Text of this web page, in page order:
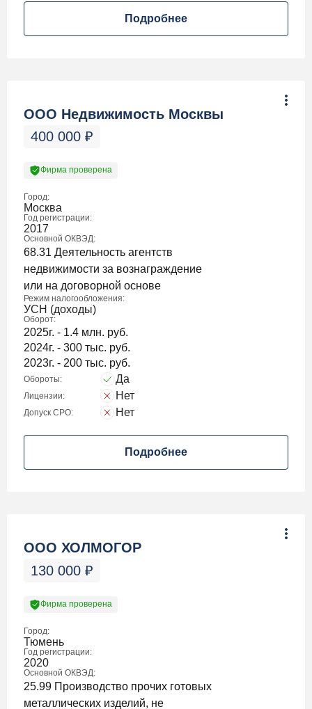
Подробнее
ООО Недвижимость Москвы
400 000 ₽
Фирма проверена
Город:
Москва
Год регистрации:
2017
Основной ОКВЭД:
68.31 Деятельность агентств
недвижимости за вознаграждение
или на договорной основе
Режим налогообложения:
УСН (доходы)
Оборот:
2025г. - 1.4 млн. руб.
2024г. - 300 тыс. руб.
2023г. - 200 тыс. руб.
Обороты: Да
Лицензии: Нет
Допуск СРО: Нет
Подробнее
ООО ХОЛМОГОР
130 000 ₽
Фирма проверена
Город:
Тюмень
Год регистрации:
2020
Основной ОКВЭД:
25.99 Производство прочих готовых
металлических изделий, не